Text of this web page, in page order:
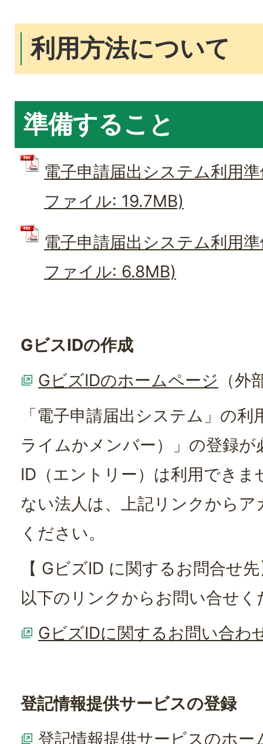
利用方法について
準備すること
電子申請届出システム利用
ファイル: 19.7MB)
電子申請届出システム利用
ファイル: 6.8MB)
GビスIDの作成
GビズIDのホームページ （
「電子申請届出システム」の
ライムかメンバー）」の登録が
ID（エントリー）は利用できま
ない法人は、上記リンクから
ください。
【 GビズID に関するお問合せ
以下のリンクからお問い合せく
GビズIDに関するお問い合わ
登記情報提供サービスの登録
登記情報提供サービスのホー